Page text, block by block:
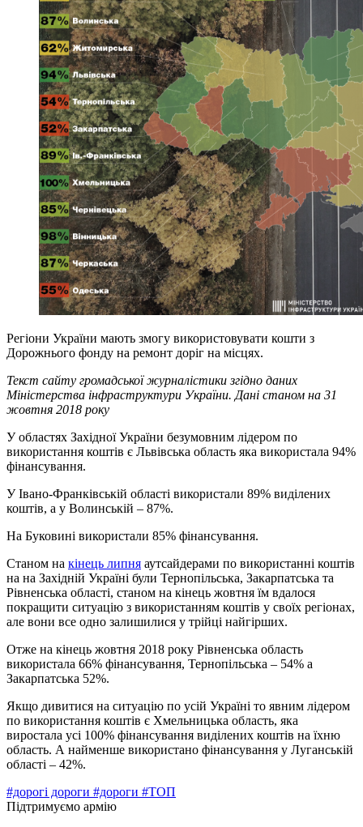
Регіони України мають змогу використовувати кошти з
Дорожнього фонду на ремонт доріг на місцях.
Текст сайту громадської журналістики згідно даних
Міністерства інфраструктури України. Дані станом на 31
жовтня 2018 року
У областях Західної України безумовним лідером по
використання коштів є Львівська область яка використала 94%
фінансування.
У Івано-Франківській області використали 89% виділених
коштів, а у Волинській – 87%.
На Буковині використали 85% фінансування.
Станом на кінець липня аутсайдерами по використанні коштів
на на Західній Україні були Тернопільська, Закарпатська та
Рівненська області, станом на кінець жовтня їм вдалося
покращити ситуацію з використанням коштів у своїх регіонах,
але вони все одно залишилися у трійці найгірших.
Отже на кінець жовтня 2018 року Рівненська область
використала 66% фінансування, Тернопільська – 54% а
Закарпатська 52%.
Якщо дивитися на ситуацію по усій Україні то явним лідером
по використання коштів є Хмельницька область, яка
виростала усі 100% фінансування виділених коштів на їхню
область. А найменше використано фінансування у Луганській
області – 42%.
#дорогі дороги #дороги #ТОП
Підтримуємо армію